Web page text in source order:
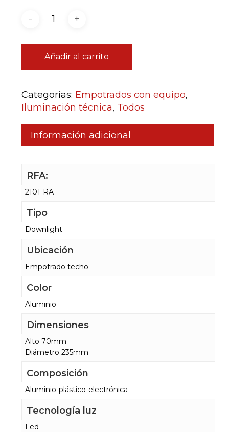
Añadir al carrito
Categorías: Empotrados con equipo,
Iluminación técnica, Todos
Información adicional
RFA:
2101-RA
Tipo
Downlight
Ubicación
Empotrado techo
Color
Aluminio
Dimensiones
Alto 70mm
Diámetro 235mm
Composición
Aluminio-plástico-electrónica
Tecnología luz
Led